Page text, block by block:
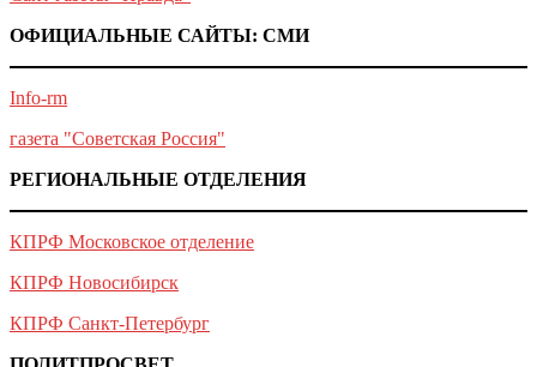
ОФИЦИАЛЬНЫЕ САЙТЫ: СМИ
Info-rm
газета "Советская Россия"
РЕГИОНАЛЬНЫЕ ОТДЕЛЕНИЯ
КПРФ Московское отделение
КПРФ Новосибирск
КПРФ Санкт-Петербург